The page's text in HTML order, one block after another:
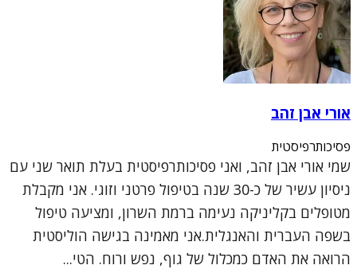
אורי אבן זהב
פסיכותרפיסטית
שמי אורי אבן זהב, ואני פסיכותרפיסטית בעלת תואר שני עם
ניסיון עשיר של כ-30 שנה בטיפול פרטני וזוגי. אני מקבלת
מטופלים בקליניקה נעימה ברמת השרון, ומציעה טיפול
בשפה העברית והאנגלית.אני מאמינה בגישה הוליסטית
הרואה את האדם כמכלול של גוף, נפש ורוח. הטי...